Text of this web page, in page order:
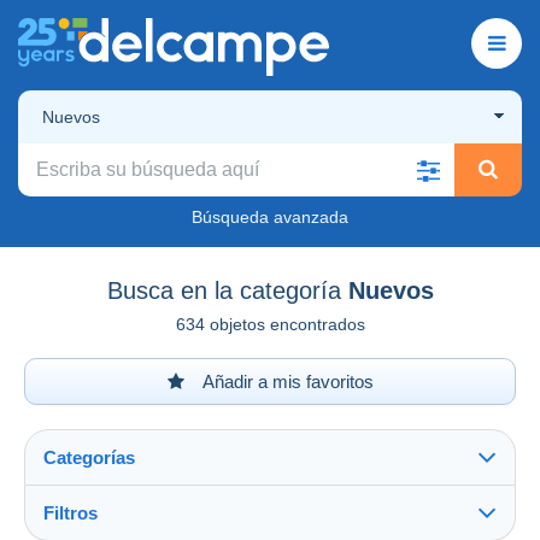
Nuevos
Búsqueda avanzada
Busca en la categoría Nuevos
634 objetos encontrados
Añadir a mis favoritos
Categorías
Filtros